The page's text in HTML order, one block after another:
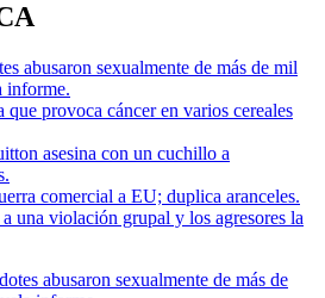
abusaron sexualmente de más de mil
informe.
que provoca cáncer en varios cereales
asesina con un cuchillo a
comercial a EU; duplica aranceles.
una violación grupal y los agresores la